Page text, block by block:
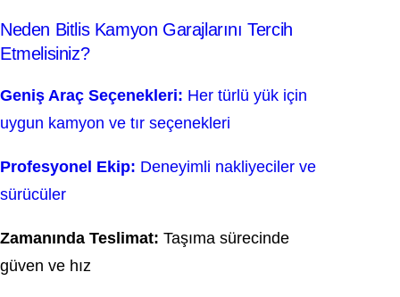
Neden Bitlis Kamyon Garajlarını Tercih
Etmelisiniz?
Geniş Araç Seçenekleri: Her türlü yük için
uygun kamyon ve tır seçenekleri
Profesyonel Ekip: Deneyimli nakliyeciler ve
sürücüler
Zamanında Teslimat: Taşıma sürecinde
güven ve hız